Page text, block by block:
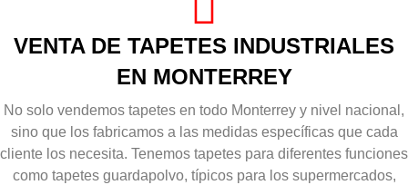
VENTA DE TAPETES INDUSTRIALES
EN MONTERREY
No solo vendemos tapetes en todo Monterrey y nivel nacional,
sino que los fabricamos a las medidas específicas que cada
cliente los necesita. Tenemos tapetes para diferentes funciones
como tapetes guardapolvo, típicos para los supermercados,